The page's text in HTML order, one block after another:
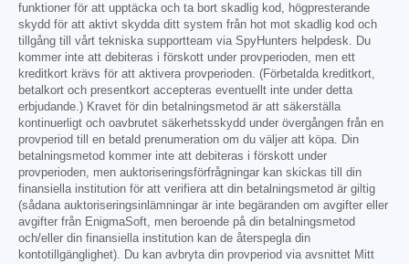
funktioner för att upptäcka och ta bort skadlig kod, högpresterande
skydd för att aktivt skydda ditt system från hot mot skadlig kod och
tillgång till vårt tekniska supportteam via SpyHunters helpdesk. Du
kommer inte att debiteras i förskott under provperioden, men ett
kreditkort krävs för att aktivera provperioden. (Förbetalda kreditkort,
betalkort och presentkort accepteras eventuellt inte under detta
erbjudande.) Kravet för din betalningsmetod är att säkerställa
kontinuerligt och oavbrutet säkerhetsskydd under övergången från en
provperiod till en betald prenumeration om du väljer att köpa. Din
betalningsmetod kommer inte att debiteras i förskott under
provperioden, men auktoriseringsförfrågningar kan skickas till din
finansiella institution för att verifiera att din betalningsmetod är giltig
(sådana auktoriseringsinlämningar är inte begäranden om avgifter eller
avgifter från EnigmaSoft, men beroende på din betalningsmetod
och/eller din finansiella institution kan de återspegla din
kontotillgänglighet). Du kan avbryta din provperiod via avsnittet Mitt